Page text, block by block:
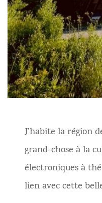
J’habite la région
grand-chose à la
électroniques à
lien avec cette